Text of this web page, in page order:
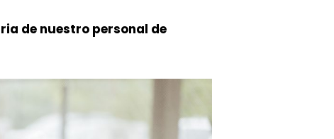
de nuestro personal de